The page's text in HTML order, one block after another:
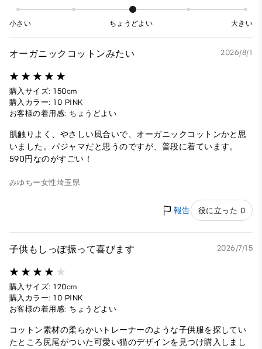
小さい ちょうどよい 大きい
オーガニックコットンみたい 2026/8/1
購入サイズ: 150cm
購入カラー: 10 PINK
お客様の着用感: ちょうどよい
肌触りよく、やさしい風合いで、オーガニックコットンかと思
いました。パジャマだと思うのですが、普段に着ています。
590円なのがすごい！
みゆちー女性埼玉県
報告 役に立った 0
子供もしっぽ振って喜びます 2026/7/15
購入サイズ: 120cm
購入カラー: 10 PINK
お客様の着用感: ちょうどよい
コットン素材の柔らかいトレーナーのような子供服を探してい
たところ尻尾がついた可愛い猫のデザインを見つけ購入しまし